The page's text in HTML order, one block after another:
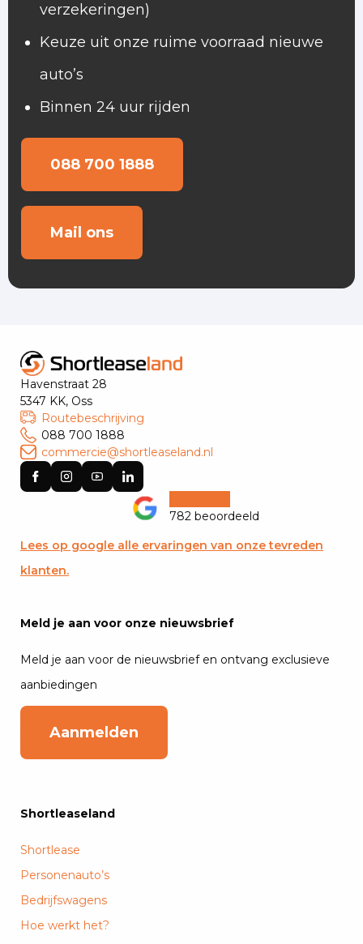
verzekeringen)
Keuze uit onze ruime voorraad nieuwe
auto’s
Binnen 24 uur rijden
088 700 1888
Mail ons
Havenstraat 28
5347 KK, Oss
Routebeschrijving
088 700 1888
commercie@shortleaseland.nl
782 beoordeeld
Lees op google alle ervaringen van onze tevreden
klanten.
Meld je aan voor onze nieuwsbrief
Meld je aan voor de nieuwsbrief en ontvang exclusieve
aanbiedingen
Aanmelden
Shortleaseland
Shortlease
Personenauto’s
Bedrijfswagens
Hoe werkt het?